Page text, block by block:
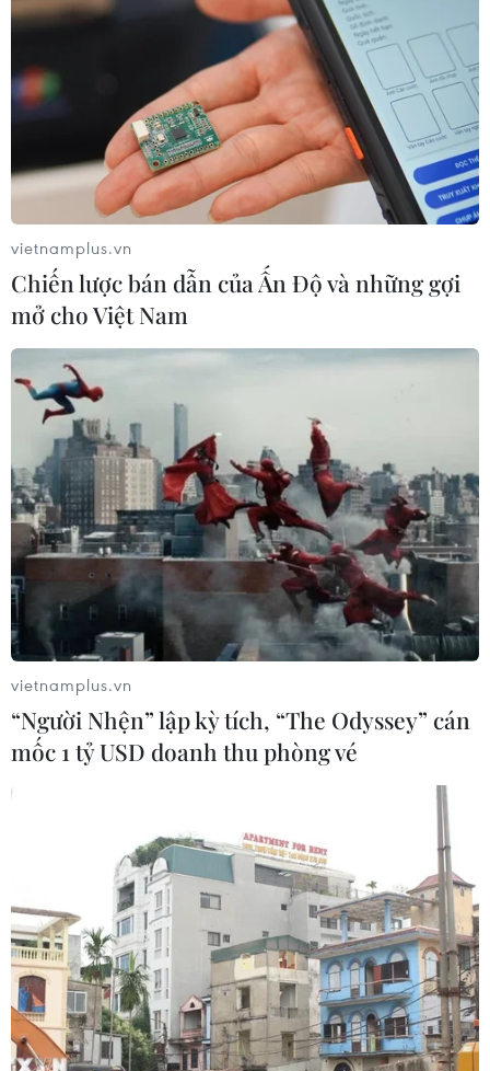
vietnamplus.vn
Chiến lược bán dẫn của Ấn Độ và những gợi
mở cho Việt Nam
vietnamplus.vn
“Người Nhện” lập kỳ tích, “The Odyssey” cán
mốc 1 tỷ USD doanh thu phòng vé